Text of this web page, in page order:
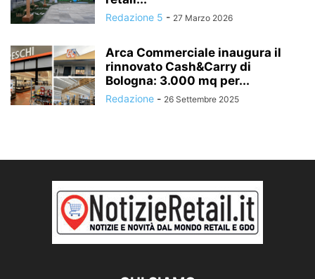
Redazione 5 - 27 Marzo 2026
Arca Commerciale inaugura il
rinnovato Cash&Carry di
Bologna: 3.000 mq per...
Redazione - 26 Settembre 2025